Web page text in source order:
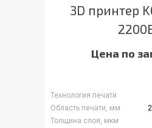
3D принтер
Цена по
Технология печати
Область печати, мм
Толщина слоя, мкм